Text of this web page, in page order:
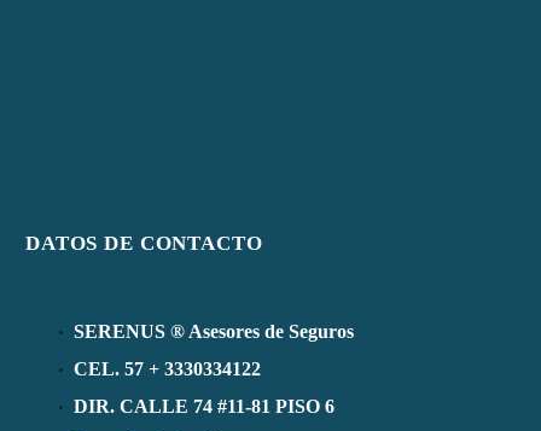
DATOS DE CONTACTO
SERENUS ® Asesores de Seguros
CEL. 57 + 3330334122
DIR. CALLE 74 #11-81 PISO 6